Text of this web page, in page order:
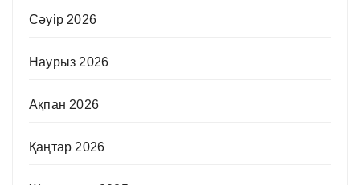
Сәуір 2026
Наурыз 2026
Ақпан 2026
Қаңтар 2026